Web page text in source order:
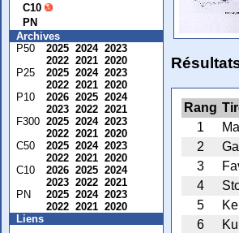
C10
PN
Archives
P50
2025 2024 2023
2022 2021 2020
P25
2025 2024 2023
2022 2021 2020
P10
2026 2025 2024
2023 2022 2021
F300 2025 2024 2023
2022 2021 2020
C50
2025 2024 2023
2022 2021 2020
C10
2026 2025 2024
2023 2022 2021
PN
2025 2024 2023
2022 2021 2020
Liens
Rang
1
2
3
4
5
6